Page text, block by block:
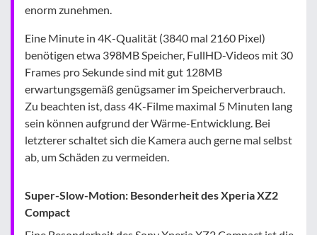
enorm zunehmen.
Eine Minute in 4K-Qualität (3840 mal 2160 Pixel)
benötigen etwa 398MB Speicher, FullHD-Videos mit 30
Frames pro Sekunde sind mit gut 128MB
erwartungsgemäß genügsamer im Speicherverbrauch.
Zu beachten ist, dass 4K-Filme maximal 5 Minuten lang
sein können aufgrund der Wärme-Entwicklung. Bei
letzterer schaltet sich die Kamera auch gerne mal selbst
ab, um Schäden zu vermeiden.
Super-Slow-Motion: Besonderheit des Xperia XZ2
Compact